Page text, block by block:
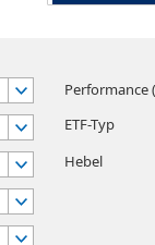
Performance
ETF-Typ
Hebel